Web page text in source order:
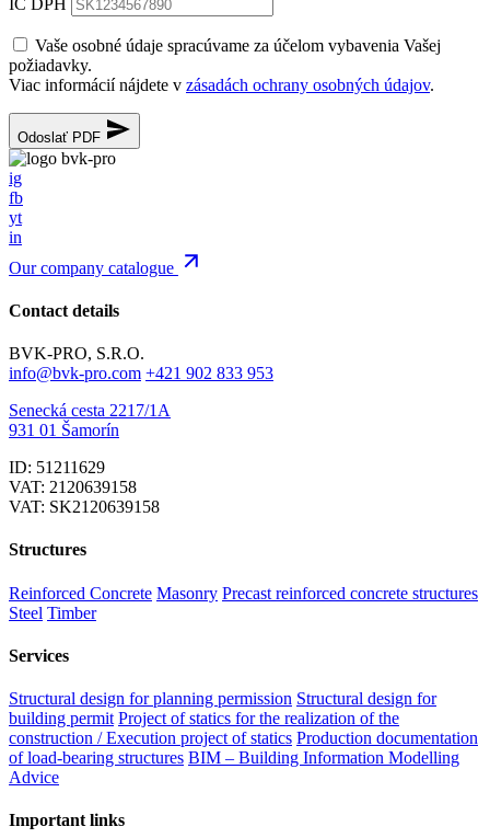
Vaše osobné údaje spracúvame za účelom vybavenia Vašej
požiadavky.
Viac informácií nájdete v zásadách ochrany osobných údajov.
Odoslať PDF
ig
fb
yt
in
Our company catalogue
Contact details
BVK-PRO, S.R.O.
info@bvk-pro.com +421 902 833 953
Senecká cesta 2217/1A
931 01 Šamorín
ID: 51211629
VAT: 2120639158
VAT: SK2120639158
Structures
Reinforced Concrete Masonry Precast reinforced concrete structures
Steel Timber
Services
Structural design for planning permission Structural design for
building permit Project of statics for the realization of the
construction / Execution project of statics Production documentation
of load-bearing structures BIM – Building Information Modelling
Advice
Important links